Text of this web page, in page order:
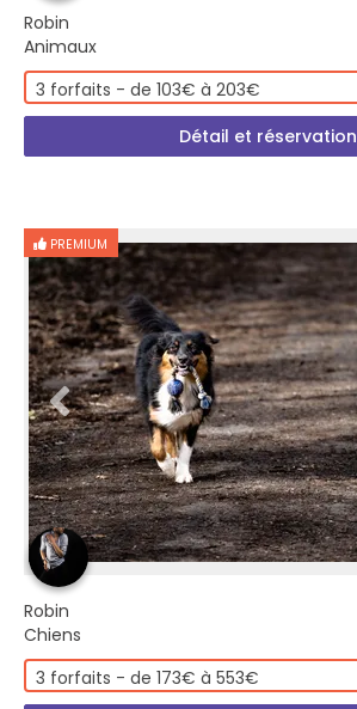
Robin
Animaux
3 forfaits - de 103€ à 203€
Détail et réservation
PREMIUM
Robin
Chiens
3 forfaits - de 173€ à 553€